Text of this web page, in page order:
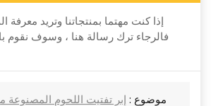
إذا كنت مهتما بمنتجاتنا وتريد معرفة
فالرجاء ترك رسالة هنا ، وسوف نقوم
موضوع : إبر تفتيت اللحوم المصنوعة